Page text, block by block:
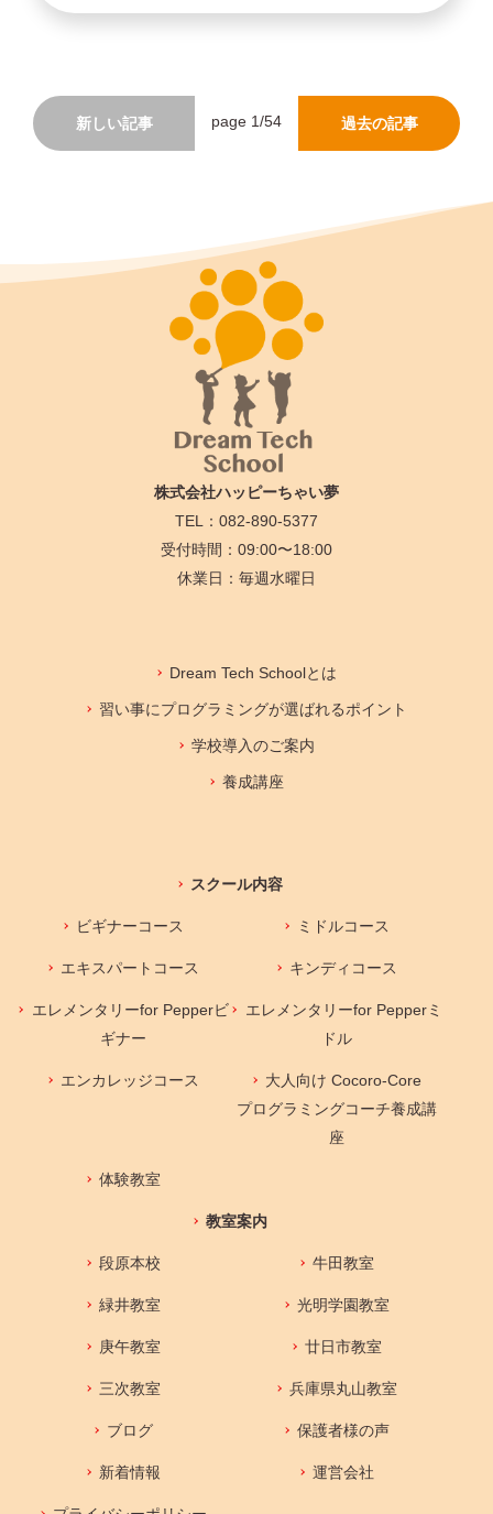
新しい記事 page 1/54 過去の記事
株式会社ハッピーちゃい夢
TEL：082-890-5377
受付時間：09:00〜18:00
休業日：毎週水曜日
Dream Tech Schoolとは
習い事にプログラミングが選ばれるポイント
学校導入のご案内
養成講座
スクール内容
ビギナーコース ミドルコース
エキスパートコース キンディコース
エレメンタリーfor Pepperビ
ギナー
エレメンタリーfor Pepperミ
ドル
エンカレッジコース
大人向け Cocoro-Core
プログラミングコーチ養成講
座
体験教室
教室案内
段原本校 牛田教室
緑井教室 光明学園教室
庚午教室 廿日市教室
三次教室 兵庫県丸山教室
ブログ 保護者様の声
新着情報 運営会社